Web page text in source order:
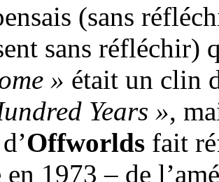
(sans
sans réfléchir)
» était un clin
Years »,
Offworlds fait
1973 – de